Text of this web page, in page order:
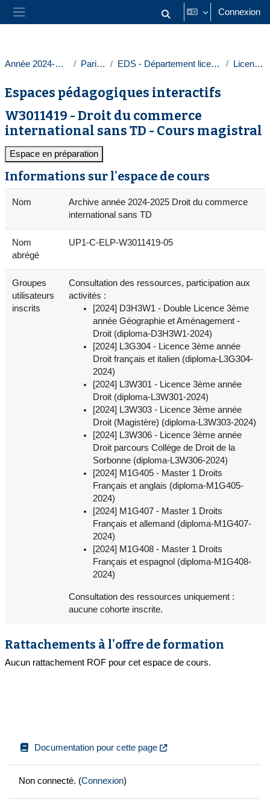
Passer au contenu principal
Panneau latéral Activer/désactiver la saisie
Connexion
Année 2024-2025 Paris 1 EDS - Département licences Licences
Espaces pédagogiques interactifs
W3011419 - Droit du commerce
international sans TD - Cours magistral
Espace en préparation
Informations sur l'espace de cours
Nom
Archive année 2024-2025 Droit du commerce
international sans TD
Nom
abrégé
UP1-C-ELP-W3011419-05
Groupes
utilisateurs
inscrits
Consultation des ressources, participation aux
activités :
[2024] D3H3W1 - Double Licence 3ème
année Géographie et Aménagement -
Droit (diploma-D3H3W1-2024)
[2024] L3G304 - Licence 3ème année
Droit français et italien (diploma-L3G304-
2024)
[2024] L3W301 - Licence 3ème année
Droit (diploma-L3W301-2024)
[2024] L3W303 - Licence 3ème année
Droit (Magistère) (diploma-L3W303-2024)
[2024] L3W306 - Licence 3ème année
Droit parcours Collège de Droit de la
Sorbonne (diploma-L3W306-2024)
[2024] M1G405 - Master 1 Droits
Français et anglais (diploma-M1G405-
2024)
[2024] M1G407 - Master 1 Droits
Français et allemand (diploma-M1G407-
2024)
[2024] M1G408 - Master 1 Droits
Français et espagnol (diploma-M1G408-
2024)
Consultation des ressources uniquement :
aucune cohorte inscrite.
Rattachements à l'offre de formation
Aucun rattachement ROF pour cet espace de cours.
Documentation pour cette page
Non connecté. (Connexion)